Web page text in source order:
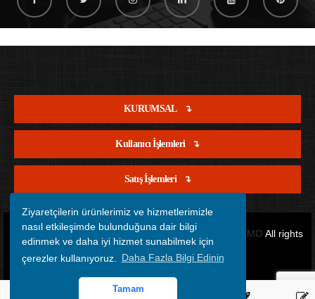
Ziyaretçilerin ürünlerimiz ve hizmetlerimizle
nasıl etkileşimde bulunduğuna dair bilgi
edinmek ve daha iyi hizmet sunabilmek için
çerezler kullanıyoruz.
Daha Fazla Bilgi Edinin
Tamam
KURUMSAL
Kullanıcı İşlemleri
Satış İşlemleri
Copyright © 2012 - 2026 Tüm Hakları Saklıdır. OFİSİMO All rights
reserved.